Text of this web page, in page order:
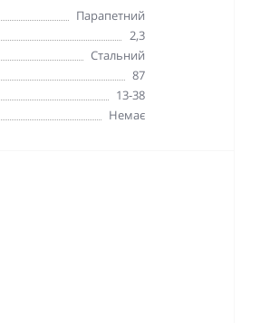
Парапетний
2,3
Стальний
87
13-38
Немає